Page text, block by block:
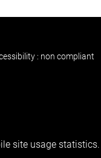
: non compliant
site usage statistics.